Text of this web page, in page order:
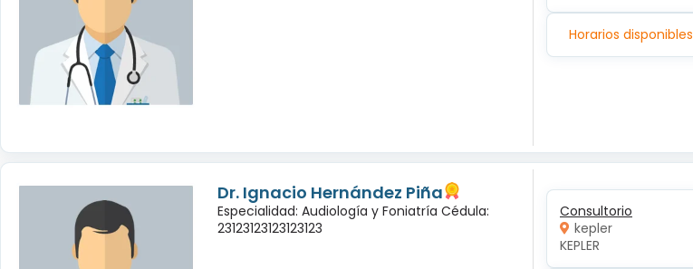
Horarios disponibles
Dr. Ignacio Hernández Piña
Especialidad: Audiología y Foniatría Cédula:
23123123123123123
Consultorio
kepler
KEPLER